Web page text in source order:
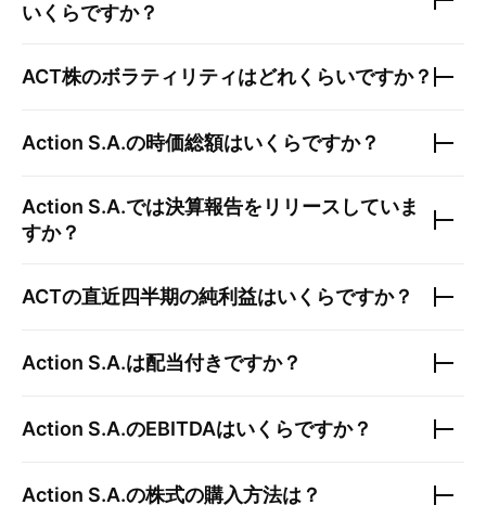
いくらですか？
ACT株のボラティリティはどれくらいですか？
Action S.A.の時価総額はいくらですか？
Action S.A.では決算報告をリリースしていま
すか？
ACTの直近四半期の純利益はいくらですか？
Action S.A.は配当付きですか？
Action S.A.のEBITDAはいくらですか？
Action S.A.の株式の購入方法は？